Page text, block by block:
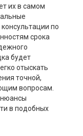
их в самом
по
срока
будет
отыскать
точной,
вопросам.
нюансы
в подобных